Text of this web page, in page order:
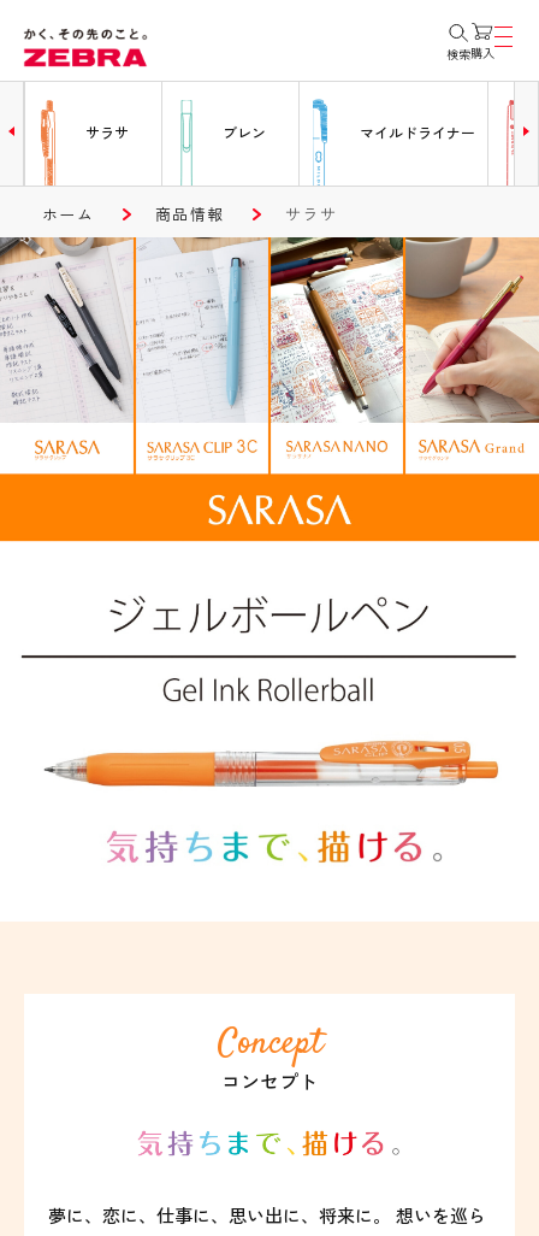
検索購入
サラサ ブレン マイルドライナー
ホーム 商品情報 サラサ
Concept
コンセプト
夢に、恋に、仕事に、思い出に、将来に。 想いを巡ら